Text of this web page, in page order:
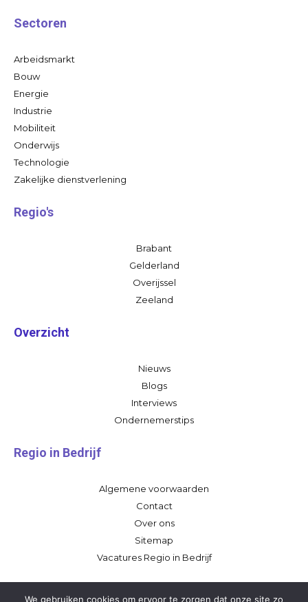
Sectoren
Arbeidsmarkt
Bouw
Energie
Industrie
Mobiliteit
Onderwijs
Technologie
Zakelijke dienstverlening
Regio's
Brabant
Gelderland
Overijssel
Zeeland
Overzicht
Nieuws
Blogs
Interviews
Ondernemerstips
Regio in Bedrijf
Algemene voorwaarden
Contact
Over ons
Sitemap
Vacatures Regio in Bedrijf
We gebruiken cookies om ervoor te zorgen dat onze site zo